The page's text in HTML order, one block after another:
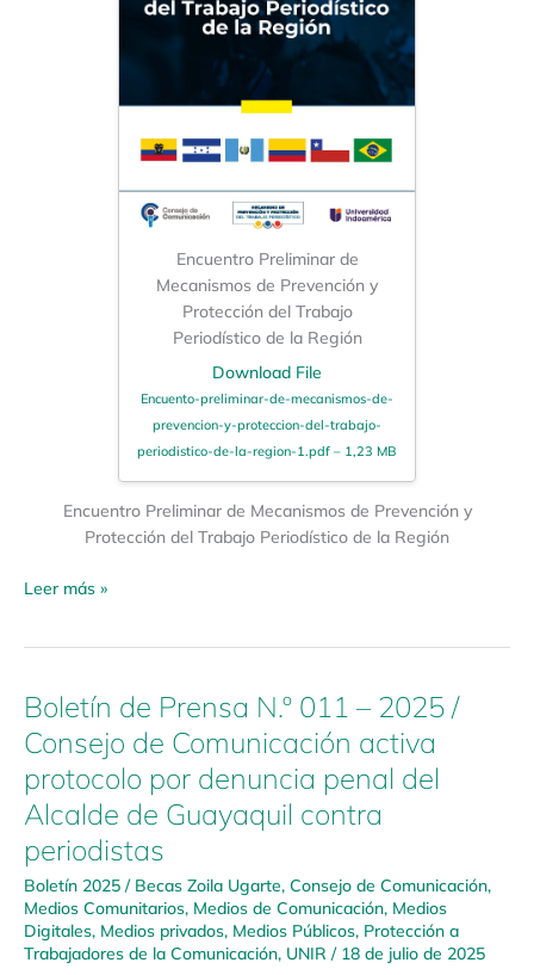
Encuentro Preliminar de
Mecanismos de Prevención y
Protección del Trabajo
Periodístico de la Región
Download File
Encuento-preliminar-de-mecanismos-de-
prevencion-y-proteccion-del-trabajo-
periodistico-de-la-region-1.pdf – 1,23 MB
Encuentro Preliminar de Mecanismos de Prevención y
Protección del Trabajo Periodístico de la Región
Leer más »
Boletín de Prensa N.º 011 – 2025 /
Consejo de Comunicación activa
protocolo por denuncia penal del
Alcalde de Guayaquil contra
periodistas
Boletín 2025 / Becas Zoila Ugarte, Consejo de Comunicación,
Medios Comunitarios, Medios de Comunicación, Medios
Digitales, Medios privados, Medios Públicos, Protección a
Trabajadores de la Comunicación, UNIR / 18 de julio de 2025
Boletín
Prensa
N.º
011
2025
/
Consejo
de
Comunicación